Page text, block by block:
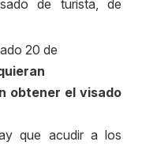
de turista, de
20 de
obtener el visado
que acudir a los